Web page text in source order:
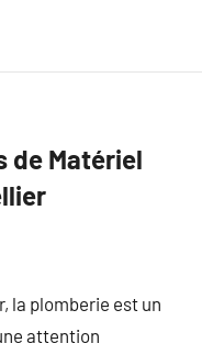
de Matériel
la plomberie est un
attention